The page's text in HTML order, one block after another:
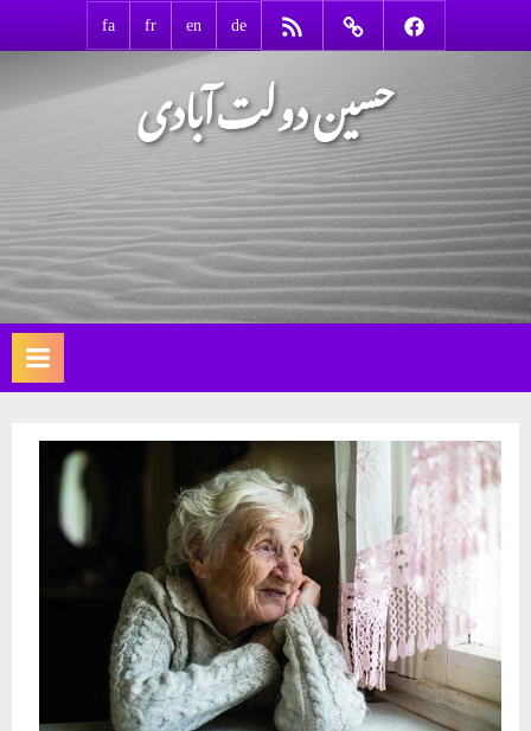
Facebook
Contact
RSS
de
en
fr
fa
حسین دولت‌آبادی